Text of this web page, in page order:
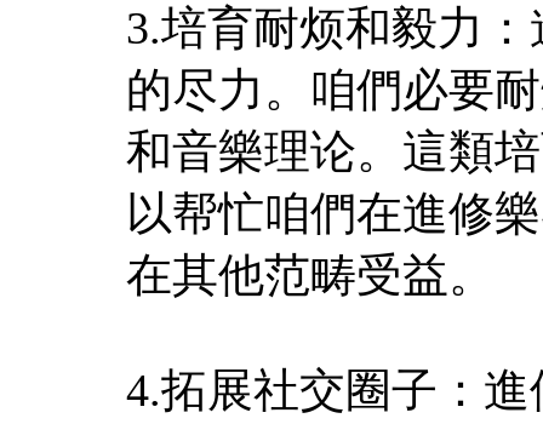
3.培育耐烦和毅力
的尽力。咱們必要
和音樂理论。這類
以帮忙咱們在進修
在其他范畴受益。
4.拓展社交圈子：